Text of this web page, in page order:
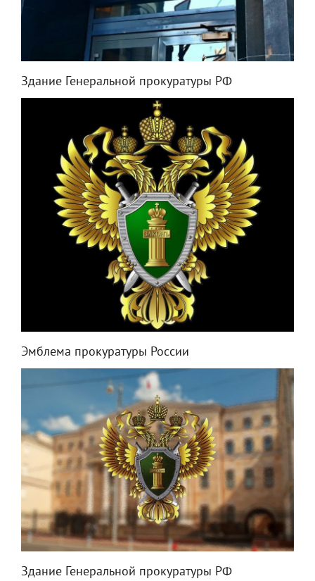
Здание Генеральной прокуратуры РФ
Эмблема прокуратуры России
Здание Генеральной прокуратуры РФ